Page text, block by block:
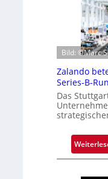
Bild: ©Marc
Zalando
Series-B-
Das